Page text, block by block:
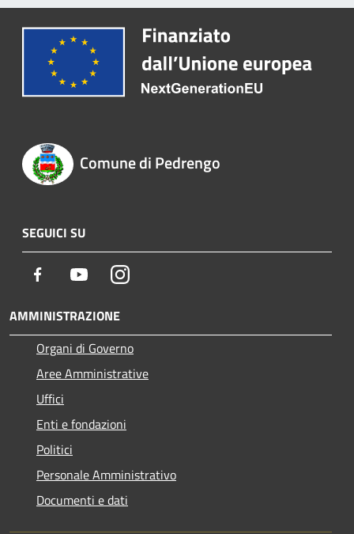
Comune di Pedrengo
SEGUICI SU
Facebook YoutubeInstagram
AMMINISTRAZIONE
Organi di Governo
Aree Amministrative
Uffici
Enti e fondazioni
Politici
Personale Amministrativo
Documenti e dati